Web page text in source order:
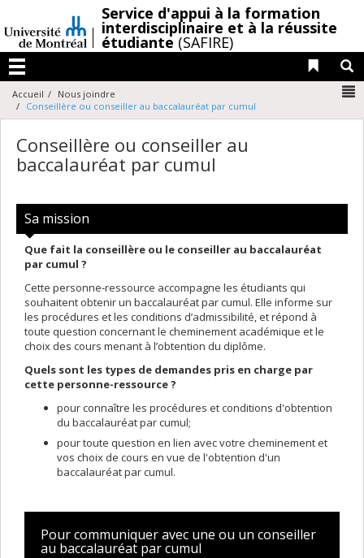
au
contenu
/
Service d'appui à la formation
interdisciplinaire et à la réussite
étudiante (SAFIRE)
Menu
Liens
Accueil
Nous joindre
Conseillère ou conseiller au baccalauréat par cumul
Conseillère ou conseiller au
baccalauréat par cumul
Sa mission
Que fait la conseillère ou le conseiller au baccalauréat
par cumul ?
Cette personne‑ressource accompagne les étudiants qui
souhaitent obtenir un baccalauréat par cumul. Elle informe sur
les procédures et les conditions d’admissibilité, et répond à
toute question concernant le cheminement académique et le
choix des cours menant à l’obtention du diplôme.
Quels sont les types de demandes pris en charge par
cette personne-ressource ?
pour connaître les procédures et conditions d'obtention
du baccalauréat par cumul;
pour toute question en lien avec votre cheminement et
vos choix de cours en vue de l'obtention d'un
baccalauréat par cumul.
Pour communiquer avec une ou un conseiller
au baccalauréat par cumul